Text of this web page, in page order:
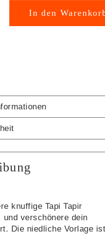
In den
knuffige Tapi Tapir
verschönere dein
Die niedliche Vorlage ist